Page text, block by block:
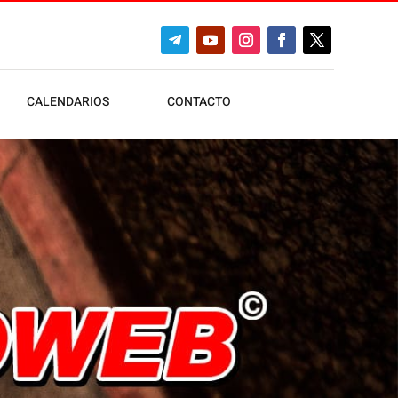
CALENDARIOS CONTACTO